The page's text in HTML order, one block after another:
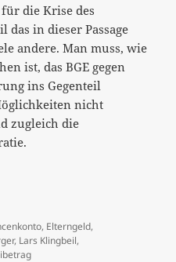
die Krise des
in dieser Passage
andere. Man muss, wie
ist, das BGE gegen
ins Gegenteil
nicht
zugleich die
, Elterngeld,
, Lars Klingbeil,